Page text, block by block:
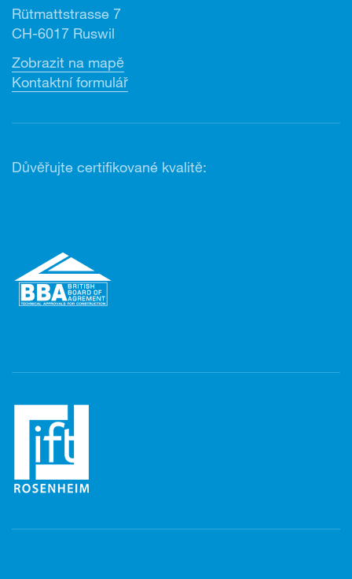
Rütmattstrasse 7
CH-6017 Ruswil
Zobrazit na mapě
Kontaktní formulář
Důvěřujte certifikované kvalitě: